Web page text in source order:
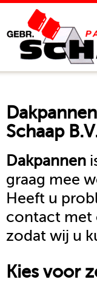
Dakpannen
Schaap
Dakpannen
graag mee
Heeft u
contact met
zodat wij u
Kies voor